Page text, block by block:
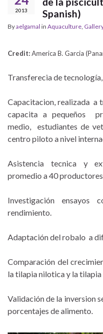
2013
Spanish)
Byaelgamal in Aquaculture, Gallery
Credit:America B. Garcia
Transferecia de tecnología,
Capacitacion, realizada a
capacita a pequeños
medio, estudiantes de
centro piloto a nivel
Asistencia tecnica y
promedio a 40 productores
Investigación ensayos
rendimiento.
Adaptación del robalo a
Comparación del
la tilapia nilotica y la tilapia
Validación de la inversion
porcentajes de alimento.